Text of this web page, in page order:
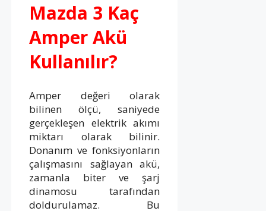
Mazda 3 Kaç
Amper Akü
Kullanılır?
Amper değeri olarak
bilinen ölçü, saniyede
gerçekleşen elektrik akımı
miktarı olarak bilinir.
Donanım ve fonksiyonların
çalışmasını sağlayan akü,
zamanla biter ve şarj
dinamosu tarafından
doldurulamaz. Bu